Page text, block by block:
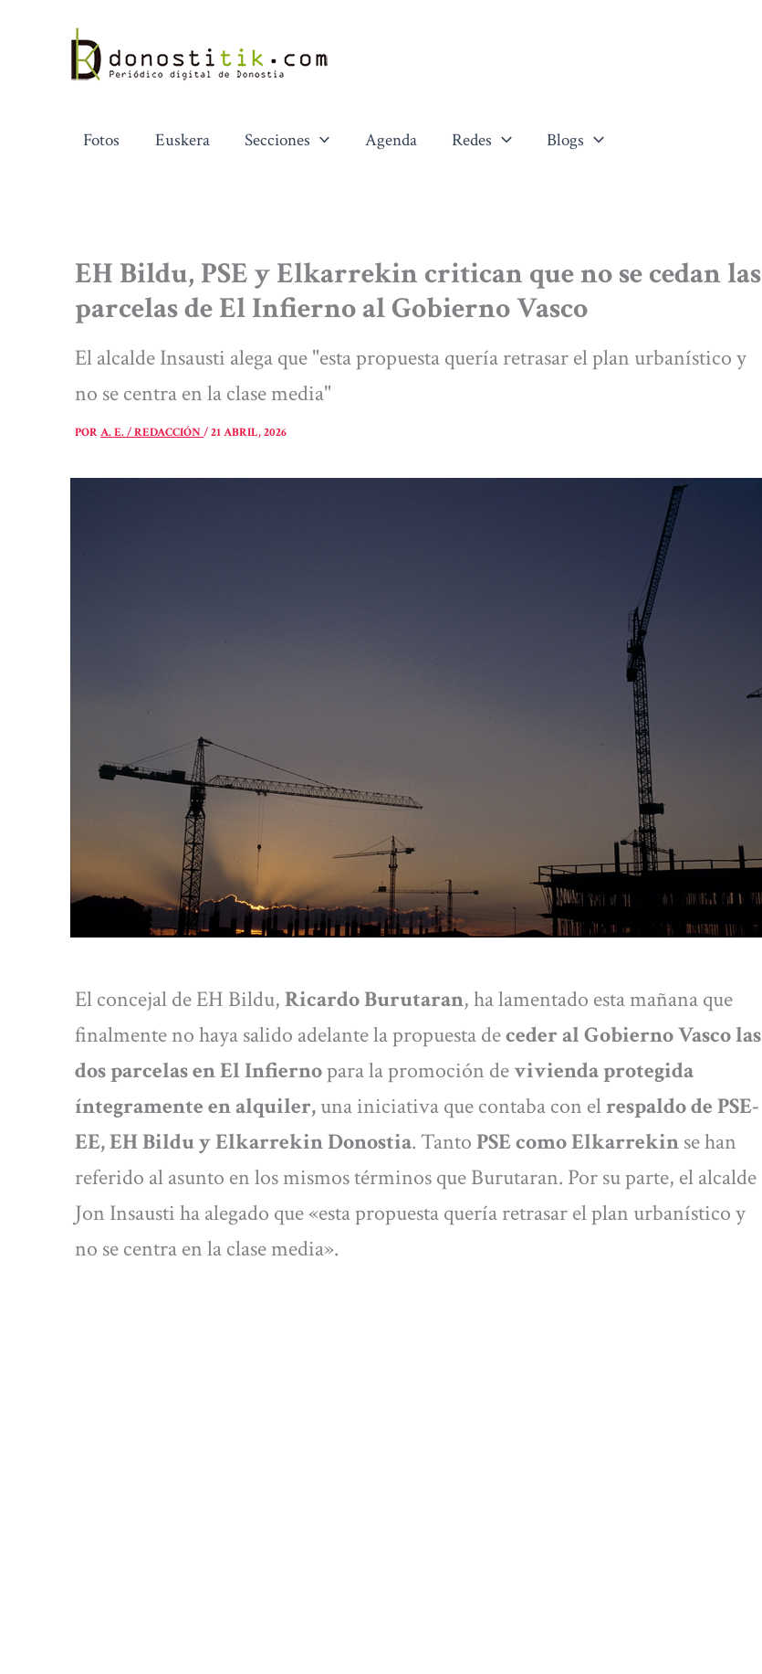
contenido
Fotos Euskera Secciones Agenda Redes Blogs
EH Bildu, PSE y Elkarrekin critican que no se cedan las
parcelas de El Infierno al Gobierno Vasco
El alcalde Insausti alega que "esta propuesta quería retrasar el plan urbanístico y
no se centra en la clase media"
PORA. E. / REDACCIÓN/21 ABRIL, 2026
El concejal de EH Bildu,Ricardo Burutaran, ha lamentado esta mañana que
finalmente no haya salido adelante la propuesta deceder al Gobierno Vasco las
dos parcelas en El Infiernopara la promoción devivienda protegida
íntegramente en alquiler,una iniciativa que contaba con elrespaldo de PSE-
EE, EH Bildu y Elkarrekin Donostia. TantoPSE como Elkarrekinse han
referido al asunto en los mismos términos que Burutaran. Por su parte, el alcalde
Jon Insausti ha alegado que «esta propuesta quería retrasar el plan urbanístico y
no se centra en la clase media».